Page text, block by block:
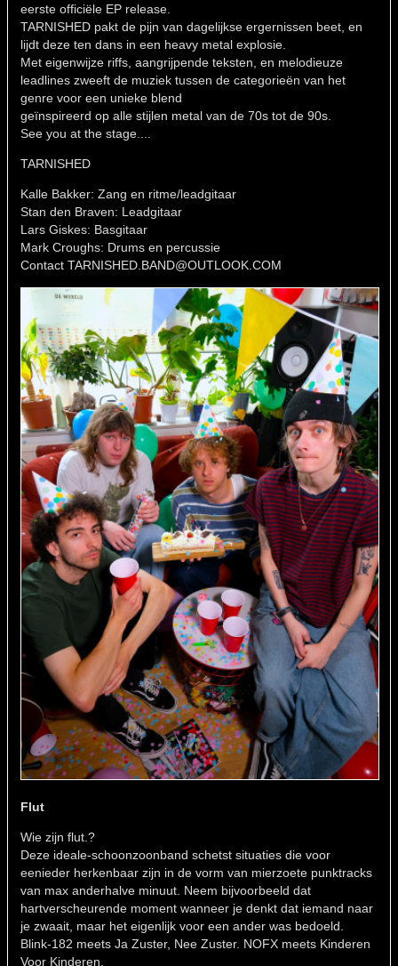
eerste officiële EP release.
TARNISHED pakt de pijn van dagelijkse ergernissen beet, en
lijdt deze ten dans in een heavy metal explosie.
Met eigenwijze riffs, aangrijpende teksten, en melodieuze
leadlines zweeft de muziek tussen de categorieën van het
genre voor een unieke blend
geïnspireerd op alle stijlen metal van de 70s tot de 90s.
See you at the stage....
TARNISHED
Kalle Bakker: Zang en ritme/leadgitaar
Stan den Braven: Leadgitaar
Lars Giskes: Basgitaar
Mark Croughs: Drums en percussie
Contact TARNISHED.BAND@OUTLOOK.COM
Flut
Wie zijn flut.?
Deze ideale-schoonzoonband schetst situaties die voor
eenieder herkenbaar zijn in de vorm van mierzoete punktracks
van max anderhalve minuut. Neem bijvoorbeeld dat
hartverscheurende moment wanneer je denkt dat iemand naar
je zwaait, maar het eigenlijk voor een ander was bedoeld.
Blink-182 meets Ja Zuster, Nee Zuster. NOFX meets Kinderen
Voor Kinderen.